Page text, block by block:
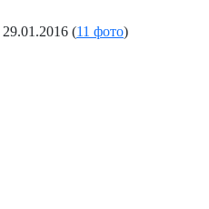
29.01.2016 (11 фото)